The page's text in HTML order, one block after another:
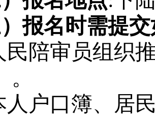
）报名时需提
民陪审员组织
人户口簿、居